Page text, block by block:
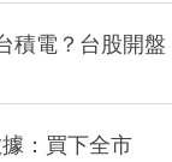
積電？台股開盤
：買下全市